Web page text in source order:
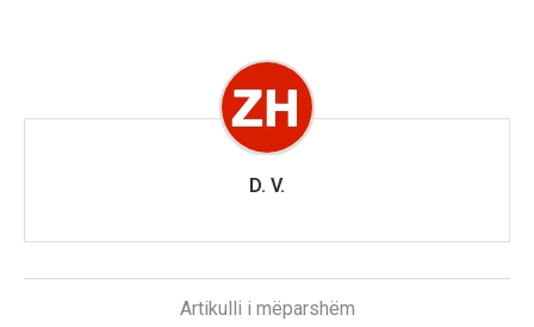
D. V.
Artikulli i mëparshëm